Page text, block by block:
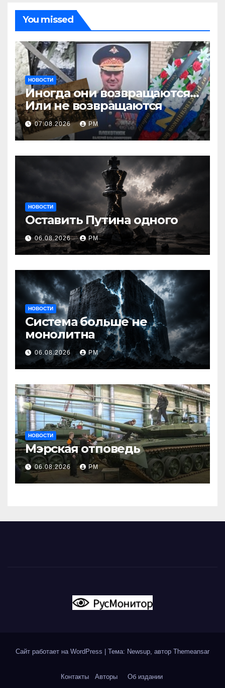
You missed
НОВОСТИ
Иногда они возвращаются…
Или не возвращаются
07.08.2026 РМ
НОВОСТИ
Оставить Путина одного
06.08.2026 РМ
НОВОСТИ
Система больше не
монолитна
06.08.2026 РМ
НОВОСТИ
Мэрская отповедь
06.08.2026 РМ
Сайт работает на WordPress Тема: Newsup, автор Themeansar
Контакты Авторы Об издании